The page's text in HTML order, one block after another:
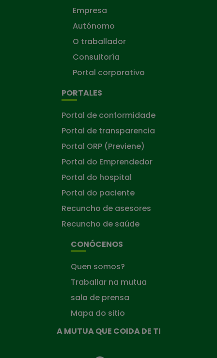
Empresa
Autónomo
O traballador
Consultoría
Portal corporativo
PORTALES
Portal de conformidade
Portal de transparencia
Portal ORP (Previene)
Portal do Emprendedor
Portal do hospital
Portal do paciente
Recuncho de asesores
Recuncho de saúde
CONÓCENOS
Quen somos?
Traballar na mutua
sala de prensa
Mapa do sitio
A MUTUA QUE COIDA DE TI